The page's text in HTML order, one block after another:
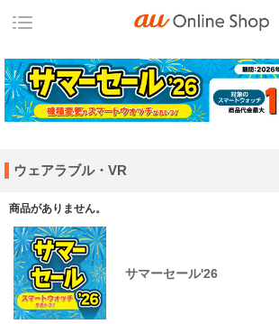
ウェアラブル・VR
商品がありません。
サマーセール'26